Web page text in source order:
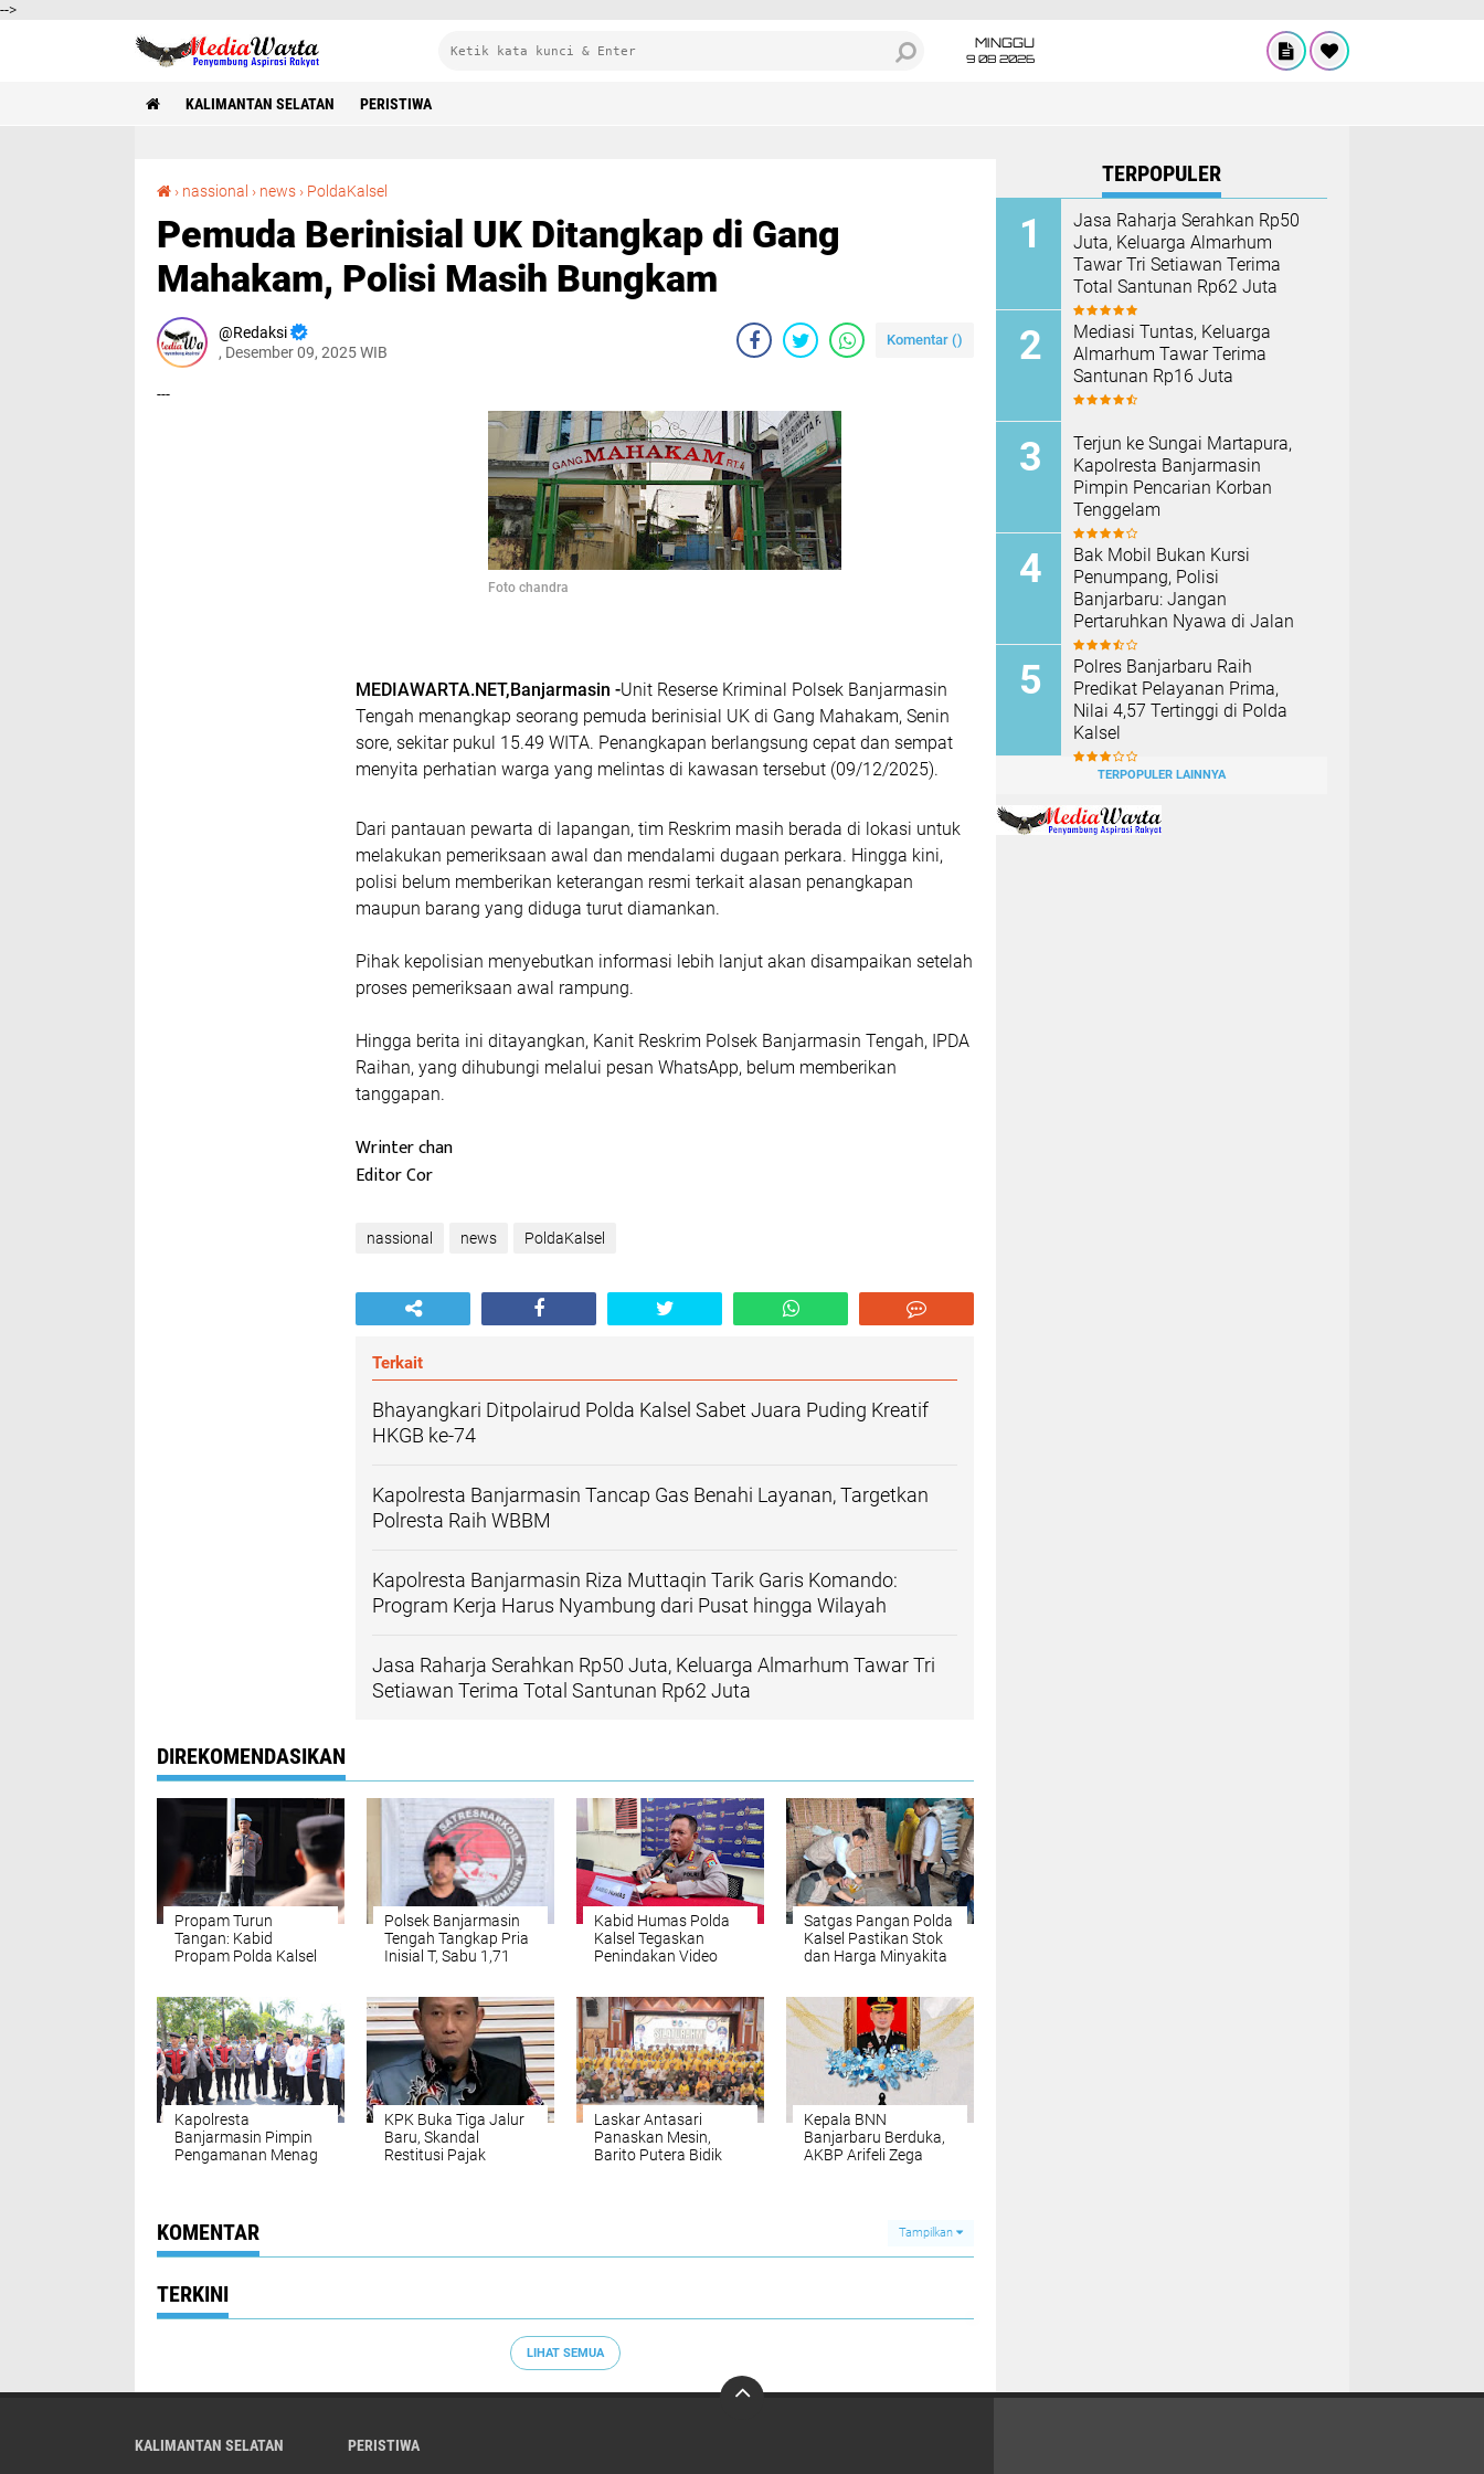
-->
MINGGU
9 08 2026
KALIMANTAN SELATAN PERISTIWA
› nassional › news › PoldaKalsel
Pemuda Berinisial UK Ditangkap di Gang
Mahakam, Polisi Masih Bungkam
Redaksi
, Desember 09, 2025 WIB
Komentar ()
---
Foto chandra
MEDIAWARTA.NET,Banjarmasin -Unit Reserse Kriminal Polsek Banjarmasin
Tengah menangkap seorang pemuda berinisial UK di Gang Mahakam, Senin
sore, sekitar pukul 15.49 WITA. Penangkapan berlangsung cepat dan sempat
menyita perhatian warga yang melintas di kawasan tersebut (09/12/2025).
Dari pantauan pewarta di lapangan, tim Reskrim masih berada di lokasi untuk
melakukan pemeriksaan awal dan mendalami dugaan perkara. Hingga kini,
polisi belum memberikan keterangan resmi terkait alasan penangkapan
maupun barang yang diduga turut diamankan.
Pihak kepolisian menyebutkan informasi lebih lanjut akan disampaikan setelah
proses pemeriksaan awal rampung.
Hingga berita ini ditayangkan, Kanit Reskrim Polsek Banjarmasin Tengah, IPDA
Raihan, yang dihubungi melalui pesan WhatsApp, belum memberikan
tanggapan.
Wrinter chan
Editor Cor
nassional news PoldaKalsel
Terkait
Bhayangkari Ditpolairud Polda Kalsel Sabet Juara Puding Kreatif
HKGB ke-74
Kapolresta Banjarmasin Tancap Gas Benahi Layanan, Targetkan
Polresta Raih WBBM
Kapolresta Banjarmasin Riza Muttaqin Tarik Garis Komando:
Program Kerja Harus Nyambung dari Pusat hingga Wilayah
Jasa Raharja Serahkan Rp50 Juta, Keluarga Almarhum Tawar Tri
Setiawan Terima Total Santunan Rp62 Juta
DIREKOMENDASIKAN
Propam Turun
Tangan: Kabid
Propam Polda Kalsel
Laut Jelang Nataru
Polsek Banjarmasin
Tengah Tangkap Pria
Inisial T, Sabu 1,71
Kabid Humas Polda
Kalsel Tegaskan
Penindakan Video
Satgas Pangan Polda
Kalsel Pastikan Stok
dan Harga Minyakita
Kapolresta
Banjarmasin Pimpin
Pengamanan Menag
KPK Buka Tiga Jalur
Baru, Skandal
Restitusi Pajak
Laskar Antasari
Panaskan Mesin,
Barito Putera Bidik
Kepala BNN
Banjarbaru Berduka,
AKBP Arifeli Zega
KOMENTAR Tampilkan
TERKINI
LIHAT SEMUA
TERPOPULER
Jasa Raharja Serahkan Rp50
Juta, Keluarga Almarhum
Tawar Tri Setiawan Terima
Total Santunan Rp62 Juta
Mediasi Tuntas, Keluarga
Almarhum Tawar Terima
Santunan Rp16 Juta
Terjun ke Sungai Martapura,
Kapolresta Banjarmasin
Pimpin Pencarian Korban
Tenggelam
Bak Mobil Bukan Kursi
Penumpang, Polisi
Banjarbaru: Jangan
Pertaruhkan Nyawa di Jalan
Polres Banjarbaru Raih
Predikat Pelayanan Prima,
Nilai 4,57 Tertinggi di Polda
Kalsel
TERPOPULER LAINNYA
KALIMANTAN SELATAN PERISTIWA